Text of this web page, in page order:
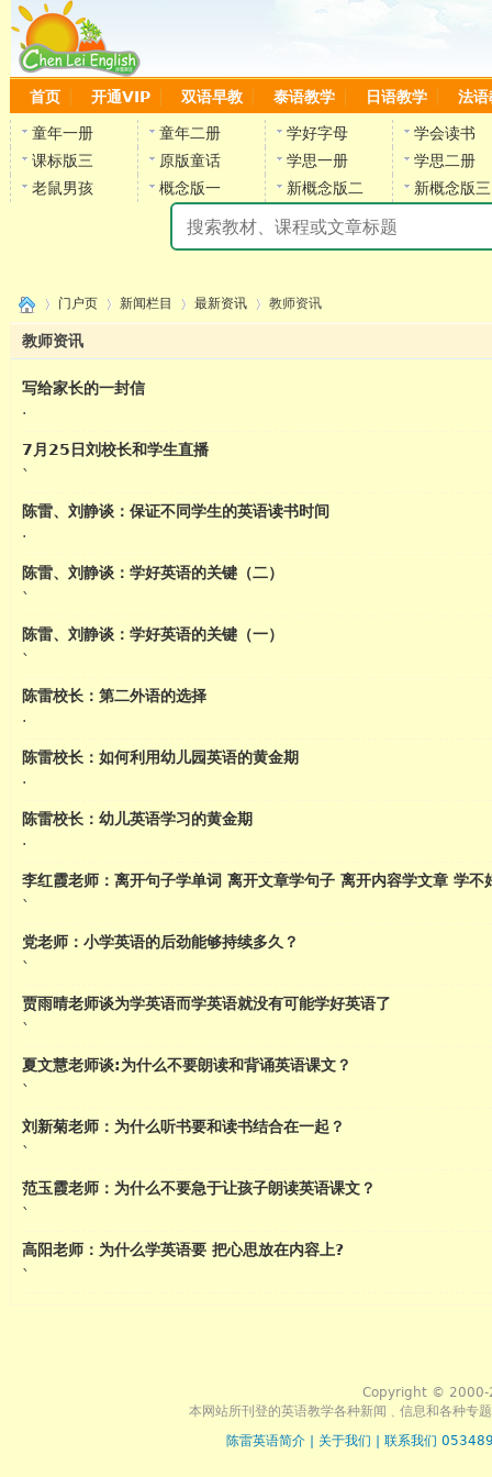
首页 开通VIP 双语早教 泰语教学 日语教学 法语
童年一册 童年二册 学好字母
学会读书
课标版三
原版童话 学思一册
学思二册
老鼠男孩
概念版一 新概念版二 新概念版三
陈雷
英语
›
门户页
›
新闻栏目 最新资讯 教师资讯
教师资讯
写给家长的一封信
·
7月25日刘校长和学生直播
`
陈雷、刘静谈：保证不同学生的英语读书时间
·
陈雷、刘静谈：学好英语的关键（二）
`
陈雷、刘静谈：学好英语的关键（一）
`
陈雷校长：第二外语的选择
·
陈雷校长：如何利用幼儿园英语的黄金期
·
陈雷校长：幼儿英语学习的黄金期
·
李红霞老师：离开句子学单词 离开文章学句子 离开内容学文章 学不
`
党老师：小学英语的后劲能够持续多久？
`
贾雨晴老师谈为学英语而学英语就没有可能学好英语了
`
夏文慧老师谈:为什么不要朗读和背诵英语课文？
`
刘新菊老师：为什么听书要和读书结合在一起？
`
范玉霞老师：为什么不要急于让孩子朗读英语课文？
`
高阳老师：为什么学英语要 把心思放在内容上?
`
Copyright © 2000-
本网站所刊登的英语教学各种新闻﹑信息和各种专
陈雷英语简介
关于我们 联系我们